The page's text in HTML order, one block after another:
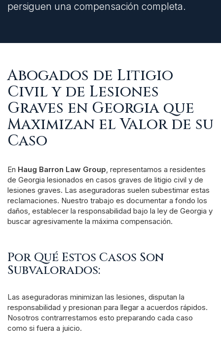
persiguen una compensación completa.
Abogados de Litigio
Civil y de Lesiones
Graves en Georgia que
Maximizan el Valor de su
Caso
En Haug Barron Law Group, representamos a residentes
de Georgia lesionados en casos graves de litigio civil y de
lesiones graves. Las aseguradoras suelen subestimar estas
reclamaciones. Nuestro trabajo es documentar a fondo los
daños, establecer la responsabilidad bajo la ley de Georgia y
buscar agresivamente la máxima compensación.
Por Qué Estos Casos Son
Subvalorados:
Las aseguradoras minimizan las lesiones, disputan la
responsabilidad y presionan para llegar a acuerdos rápidos.
Nosotros contrarrestamos esto preparando cada caso
como si fuera a juicio.